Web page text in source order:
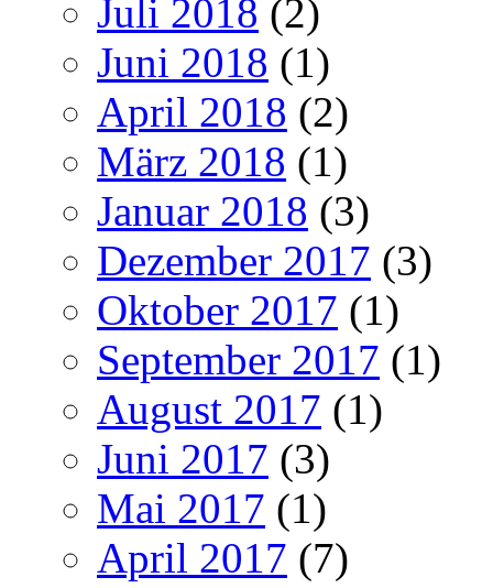
Juli 2018 (2)
Juni 2018 (1)
April 2018 (2)
März 2018 (1)
Januar 2018 (3)
Dezember 2017 (3)
Oktober 2017 (1)
September 2017 (1)
August 2017 (1)
Juni 2017 (3)
Mai 2017 (1)
April 2017 (7)